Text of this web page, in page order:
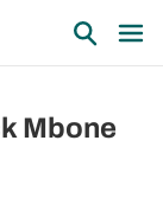
Mbone